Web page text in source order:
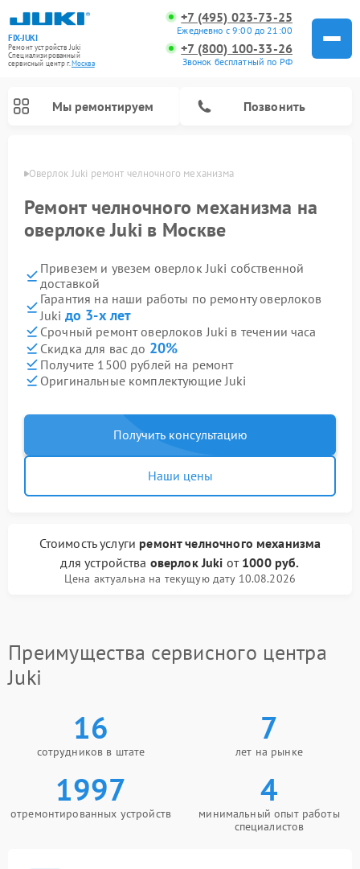
FIX-JUKI
Ремонт устройств Juki
Специализированный
cервисный центр г.Москва
+7 (495) 023-73-25
Ежедневно с 9:00 до 21:00
+7 (800) 100-33-26
Звонок бесплатный по РФ
Мы ремонтируем Позвонить
Оверлок Juki ремонт челночного механизма
Ремонт челночного механизма на
оверлоке Juki в Москве
Привезем и увезем оверлок Juki собственной
доставкой
Гарантия на наши работы по ремонту оверлоков
Juki до 3-х лет
Срочный ремонт оверлоков Juki в течении часа
Скидка для вас до 20%
Получите 1500 рублей на ремонт
Оригинальные комплектующие Juki
Получить консультацию
Наши цены
Стоимость услуги ремонт челночного механизма
для устройства оверлок Juki от 1000 руб.
Цена актуальна на текущую дату 10.08.2026
Преимущества сервисного центра
Juki
16
сотрудников в штате
7
лет на рынке
1997
отремонтированных устройств
4
минимальный опыт работы
специалистов